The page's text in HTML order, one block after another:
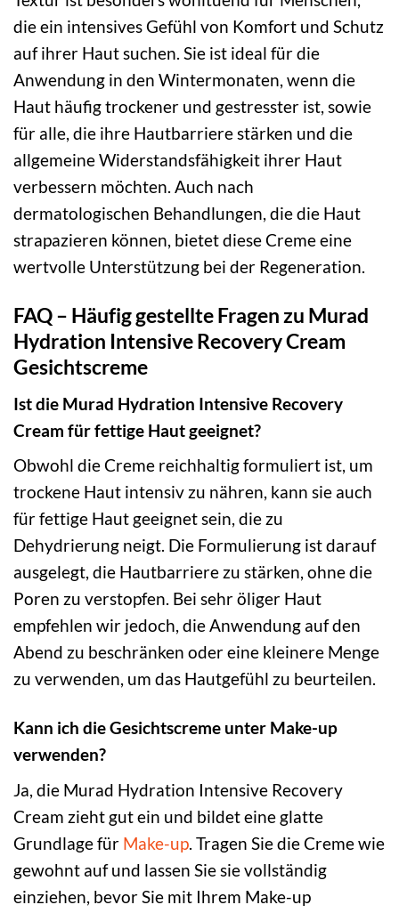
die ein intensives Gefühl von Komfort und Schutz
auf ihrer Haut suchen. Sie ist ideal für die
Anwendung in den Wintermonaten, wenn die
Haut häufig trockener und gestresster ist, sowie
für alle, die ihre Hautbarriere stärken und die
allgemeine Widerstandsfähigkeit ihrer Haut
verbessern möchten. Auch nach
dermatologischen Behandlungen, die die Haut
strapazieren können, bietet diese Creme eine
wertvolle Unterstützung bei der Regeneration.
FAQ – Häufig gestellte Fragen zu Murad
Hydration Intensive Recovery Cream
Gesichtscreme
Ist die Murad Hydration Intensive Recovery
Cream für fettige Haut geeignet?
Obwohl die Creme reichhaltig formuliert ist, um
trockene Haut intensiv zu nähren, kann sie auch
für fettige Haut geeignet sein, die zu
Dehydrierung neigt. Die Formulierung ist darauf
ausgelegt, die Hautbarriere zu stärken, ohne die
Poren zu verstopfen. Bei sehr öliger Haut
empfehlen wir jedoch, die Anwendung auf den
Abend zu beschränken oder eine kleinere Menge
zu verwenden, um das Hautgefühl zu beurteilen.
Kann ich die Gesichtscreme unter Make-up
verwenden?
Ja, die Murad Hydration Intensive Recovery
Cream zieht gut ein und bildet eine glatte
Grundlage für Make-up. Tragen Sie die Creme wie
gewohnt auf und lassen Sie sie vollständig
einziehen, bevor Sie mit Ihrem Make-up